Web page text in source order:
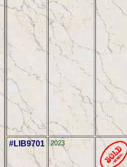
#LIB9701 2023